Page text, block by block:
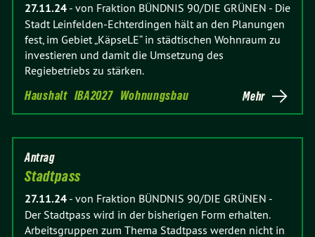
27.11.24 - von Fraktion BÜNDNIS 90/DIE GRÜNEN - Die
Stadt Leinfelden-Echterdingen hält an den Planungen
fest, im Gebiet „KäpseLE“ in städtischen Wohnraum zu
investieren und damit die Umsetzung des
Regiebetriebs zu stärken.
Haushalt IBA2027 Wohnungsbau Mehr
Antrag
Stadtpass
27.11.24 - von Fraktion BÜNDNIS 90/DIE GRÜNEN -
Der Stadtpass wird in der bisherigen Form erhalten.
Arbeitsgruppen zum Thema Stadtpass werden nicht in